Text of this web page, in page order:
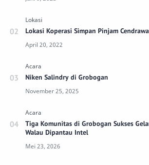
Lokasi Koperasi Simpan Pinjam
Niken Salindry di Grobogan
Tiga Komunitas di Grobogan Sukses
Walau Dipantau Intel